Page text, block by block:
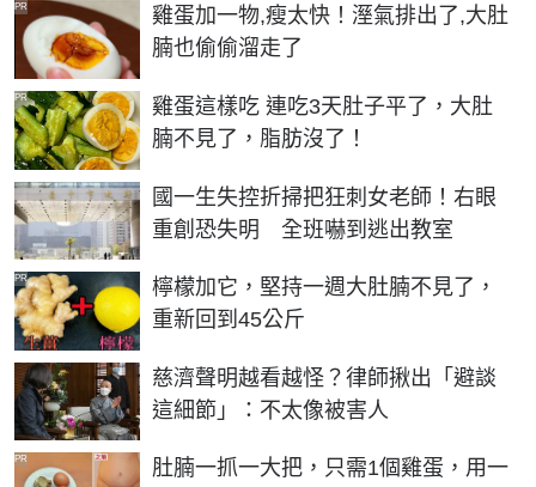
雞蛋加一物,瘦太快！溼氣排出了,大肚
腩也偷偷溜走了
PR
雞蛋這樣吃 連吃3天肚子平了，大肚
腩不見了，脂肪沒了！
PR
國一生失控折掃把狂刺女老師！右眼
重創恐失明 全班嚇到逃出教室
檸檬加它，堅持一週大肚腩不見了，
重新回到45公斤
PR
慈濟聲明越看越怪？律師揪出「避談
這細節」：不太像被害人
肚腩一抓一大把，只需1個雞蛋，用一
PR